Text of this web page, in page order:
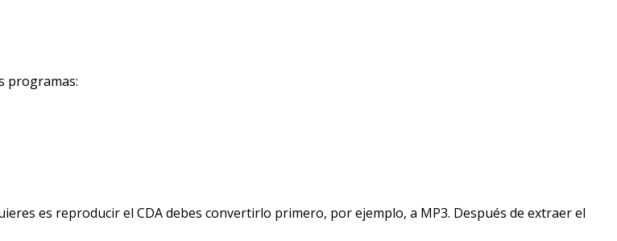
programas:
es reproducir el CDA debes convertirlo primero, por ejemplo, a MP3. Después de extraer el